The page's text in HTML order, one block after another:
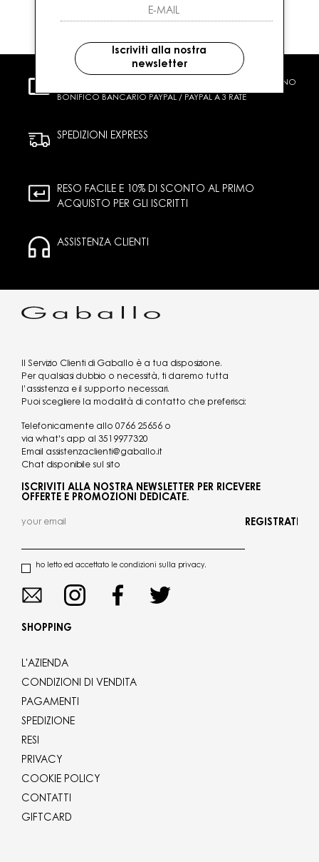
CARTA DI CREDITO CONTRASSEGNO
BONIFICO BANCARIO PAYPAL / PAYPAL A 3 RATE
SPEDIZIONI EXPRESS
RESO FACILE E 10% DI SCONTO AL PRIMO
ACQUISTO PER GLI ISCRITTI
ASSISTENZA CLIENTI
Il Servizio Clienti di Gaballo è a tua disposizione.
Per qualsiasi dubbio o necessità, ti daremo tutta
l’assistenza e il supporto necessari.
Puoi scegliere la modalità di contatto che preferisci:
Telefonicamente allo 0766 25656 o
via what's app al 3519977320
Email assistenzaclienti@gaballo.it
Chat disponibile sul sito
ISCRIVITI ALLA NOSTRA NEWSLETTER PER RICEVERE
OFFERTE E PROMOZIONI DEDICATE.
ho letto ed accettato le condizioni sulla privacy.
REGISTRATI
SHOPPING
L'AZIENDA
CONDIZIONI DI VENDITA
PAGAMENTI
SPEDIZIONE
RESI
PRIVACY
COOKIE POLICY
CONTATTI
GIFTCARD
Iscriviti alla nostra
newsletter